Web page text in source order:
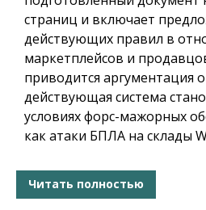
страниц и включает
действующих правил в
маркетплейсов и
приводится аргументация
действующая система
условиях форс-мажорных
как атаки БПЛА на склады
Читать полностью